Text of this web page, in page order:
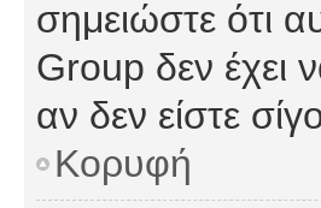
σημειώστε ότι
Group δεν έχει
αν δεν είστε
Κορυφή